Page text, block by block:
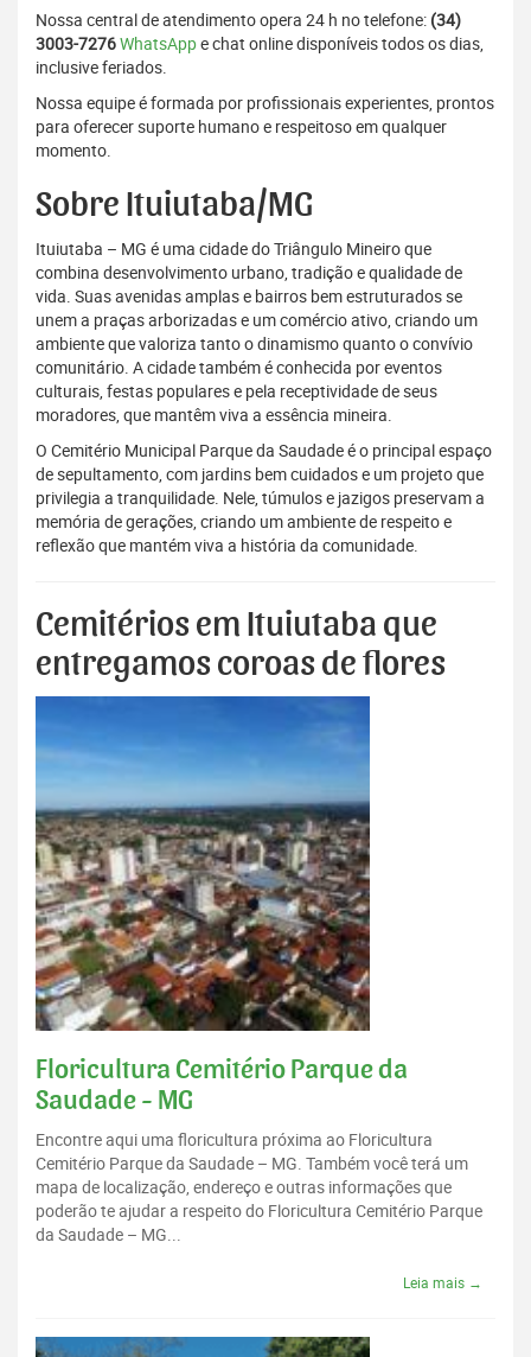
Nossa central de atendimento opera 24 h no telefone: (34)
3003-7276WhatsAppe chat online disponíveis todos os dias,
inclusive feriados.
Nossa equipe é formada por profissionais experientes, prontos
para oferecer suporte humano e respeitoso em qualquer
momento.
Sobre Ituiutaba/MG
Ituiutaba – MG é uma cidade do Triângulo Mineiro que
combina desenvolvimento urbano, tradição e qualidade de
vida. Suas avenidas amplas e bairros bem estruturados se
unem a praças arborizadas e um comércio ativo, criando um
ambiente que valoriza tanto o dinamismo quanto o convívio
comunitário. A cidade também é conhecida por eventos
culturais, festas populares e pela receptividade de seus
moradores, que mantêm viva a essência mineira.
O Cemitério Municipal Parque da Saudade é o principal espaço
de sepultamento, com jardins bem cuidados e um projeto que
privilegia a tranquilidade. Nele, túmulos e jazigos preservam a
memória de gerações, criando um ambiente de respeito e
reflexão que mantém viva a história da comunidade.
Cemitérios em Ituiutaba que
entregamos coroas de flores
Floricultura Cemitério Parque da
Saudade - MG
Encontre aqui uma floricultura próxima ao Floricultura
Cemitério Parque da Saudade – MG. Também você terá um
mapa de localização, endereço e outras informações que
poderão te ajudar a respeito do Floricultura Cemitério Parque
da Saudade – MG...
Leia mais →